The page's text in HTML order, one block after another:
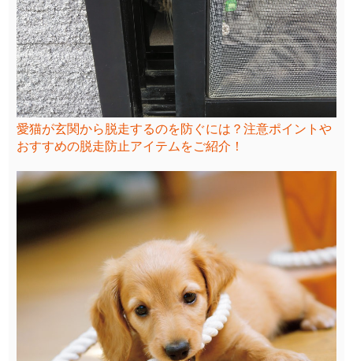
愛猫が玄関から脱走するのを防ぐには？注意ポイントや
おすすめの脱走防止アイテムをご紹介！